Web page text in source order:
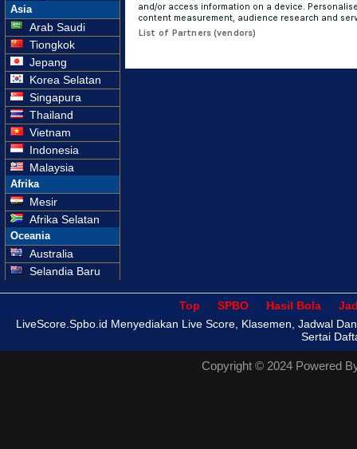
Asia
Arab Saudi
Tiongkok
Jepang
Korea Selatan
Singapura
Thailand
Vietnam
Indonesia
Malaysia
Afrika
Mesir
Afrika Selatan
Oceania
Australia
Selandia Baru
Top - - SPBO- - Hasil Bola- -
LiveScore.Spbo.id Menyediakan Live Score, Klasemen, Jadwal
Sertai
Copyright © 2024 Powered